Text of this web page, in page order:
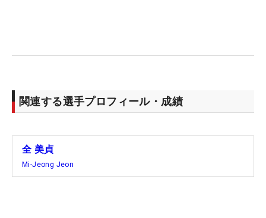
たい。（文・高木彩音）
関連する選手プロフィール・成績
全 美貞
Mi-Jeong Jeon